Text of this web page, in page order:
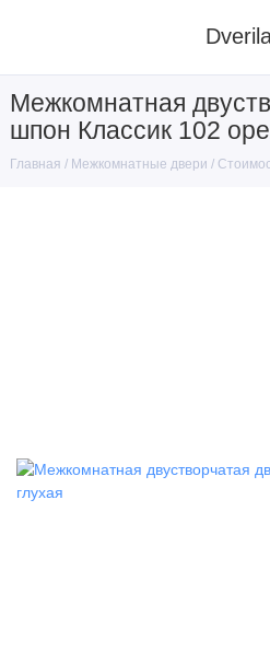
Межкомнатная
шпон Классик 102
Главная Межкомнатные двери